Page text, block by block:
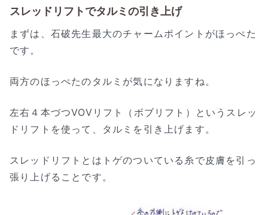
スレッドリフトでタルミの引き上げ
まずは、石破先生最大のチャームポイントがほっぺた
です。
両方のほっぺたのタルミが気になりますね。
左右４本づつVOVリフト（ボブリフト）というスレッ
ドリフトを使って、タルミを引き上げます。
スレッドリフトとはトゲのついている糸で皮膚を引っ
張り上げることです。